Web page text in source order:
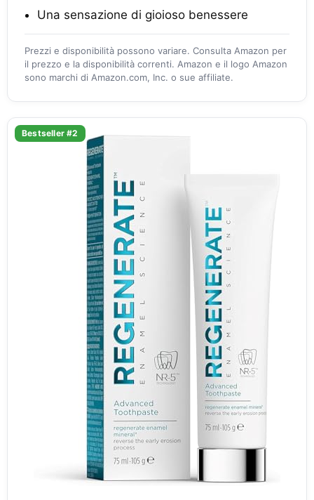
Una sensazione di gioioso benessere
Prezzi e disponibilità possono variare. Consulta Amazon per
il prezzo e la disponibilità correnti. Amazon e il logo Amazon
sono marchi di Amazon.com, Inc. o sue affiliate.
Bestseller #2